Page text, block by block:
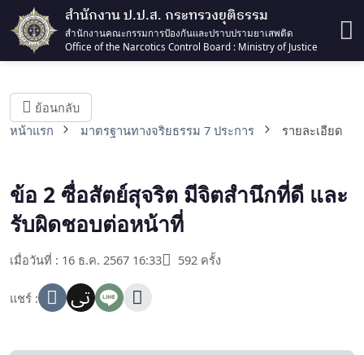
สำนักงาน ป.ป.ส. กระทรวงยุติธรรม
สำนักงานคณะกรรมการป้องกันและปราบปรามยาเสพติด
Office of the Narcotics Control Board : Ministry of Justice
ย้อนกลับ
หน้าแรก มาตรฐานทางจริยธรรม 7 ประการ รายละเอียด
ข้อ 2 ซื่อสัตย์สุจริต มีจิตสำนึกที่ดี และ
รับผิดชอบต่อหน้าที่
เมื่อวันที่ : 16 ธ.ค. 2567 16:33 592 ครั้ง
แชร์ :